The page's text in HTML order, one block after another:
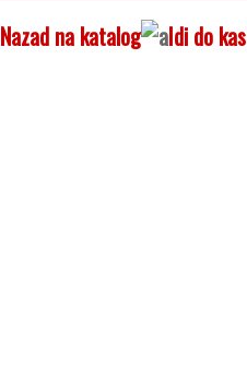
Nazad na katalog
Idi do